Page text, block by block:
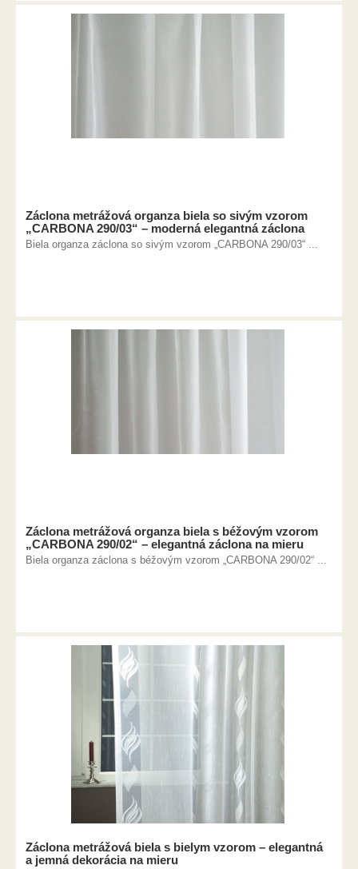
Záclona metrážová organza biela so sivým vzorom
„CARBONA 290/03“ – moderná elegantná záclona
Biela organza záclona so sivým vzorom „CARBONA 290/03“ ...
Záclona metrážová organza biela s béžovým vzorom
„CARBONA 290/02“ – elegantná záclona na mieru
Biela organza záclona s béžovým vzorom „CARBONA 290/02“ ...
Záclona metrážová biela s bielym vzorom – elegantná
a jemná dekorácia na mieru